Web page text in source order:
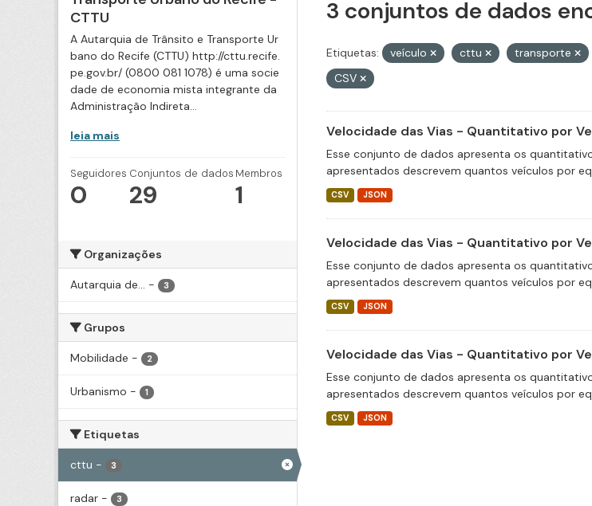
CTTU
A Autarquia de Trânsito e Transporte Ur
bano do Recife (CTTU) http://cttu.recife.
pe.gov.br/ (0800 081 1078) é uma socie
dade de economia mista integrante da
Administração Indireta...
leia mais
Seguidores
0
Conjuntos de dados
29
Membros
1
Organizações
Autarquia de... - 3
Grupos
Mobilidade - 2
Urbanismo - 1
Etiquetas
cttu - 3
radar - 3
3 conjuntos de dados
Etiquetas: veículo cttu transporte
CSV
Velocidade das Vias - Quantitativo por
Esse conjunto de dados apresenta os
apresentados descrevem quantos veículos por
CSV JSON
Velocidade das Vias - Quantitativo por
Esse conjunto de dados apresenta os
apresentados descrevem quantos veículos por
CSV JSON
Velocidade das Vias - Quantitativo por
Esse conjunto de dados apresenta os
apresentados descrevem quantos veículos por
CSV JSON